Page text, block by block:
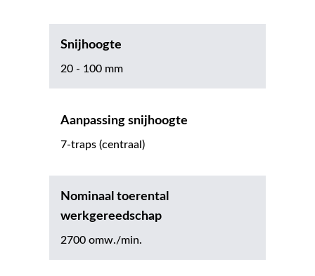
Snijhoogte
20 - 100 mm
Aanpassing snijhoogte
7-traps (centraal)
Nominaal toerental
werkgereedschap
2700 omw./min.